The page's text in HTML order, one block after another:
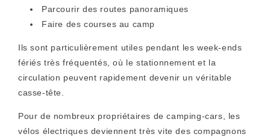
Parcourir des routes panoramiques
Faire des courses au camp
Ils sont particulièrement utiles pendant les week-ends
fériés très fréquentés, où le stationnement et la
circulation peuvent rapidement devenir un véritable
casse-tête.
Pour de nombreux propriétaires de camping-cars, les
vélos électriques deviennent très vite des compagnons